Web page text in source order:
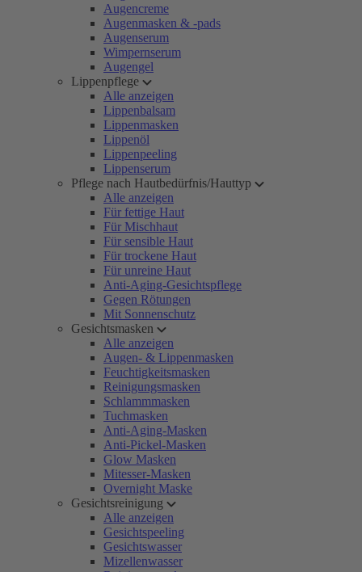
Augencreme
Augenmasken & -pads
Augenserum
Wimpernserum
Augengel
Lippenpflege
Alle anzeigen
Lippenbalsam
Lippenmasken
Lippenöl
Lippenpeeling
Lippenserum
Pflege nach Hautbedürfnis/Hauttyp
Alle anzeigen
Für fettige Haut
Für Mischhaut
Für sensible Haut
Für trockene Haut
Für unreine Haut
Anti-Aging-Gesichtspflege
Gegen Rötungen
Mit Sonnenschutz
Gesichtsmasken
Alle anzeigen
Augen- & Lippenmasken
Feuchtigkeitsmasken
Reinigungsmasken
Schlammmasken
Tuchmasken
Anti-Aging-Masken
Anti-Pickel-Masken
Glow Masken
Mitesser-Masken
Overnight Maske
Gesichtsreinigung
Alle anzeigen
Gesichtspeeling
Gesichtswasser
Mizellenwasser